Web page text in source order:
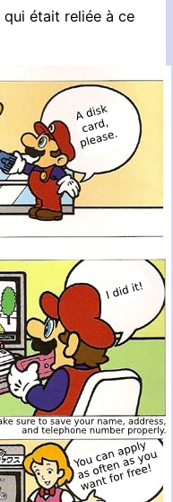
qui était reliée à ce